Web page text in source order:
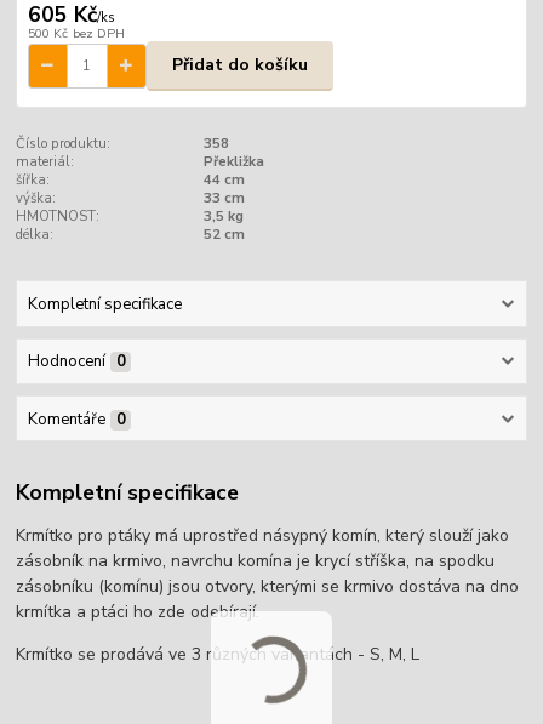
605 Kč/ks
500 Kč bez DPH
Přidat do košíku
Číslo produktu:
358
materiál:
Překližka
šířka:
44 cm
výška:
33 cm
HMOTNOST:
3,5 kg
délka:
52 cm
Kompletní specifikace
Hodnocení 0
Komentáře 0
Kompletní specifikace
Krmítko pro ptáky má uprostřed násypný komín, který slouží jako
zásobník na krmivo, navrchu komína je krycí stříška, na spodku
zásobníku (komínu) jsou otvory, kterými se krmivo dostáva na dno
krmítka a ptáci ho zde odebírají.
Krmítko se prodává ve 3 různých variantách - S, M, L